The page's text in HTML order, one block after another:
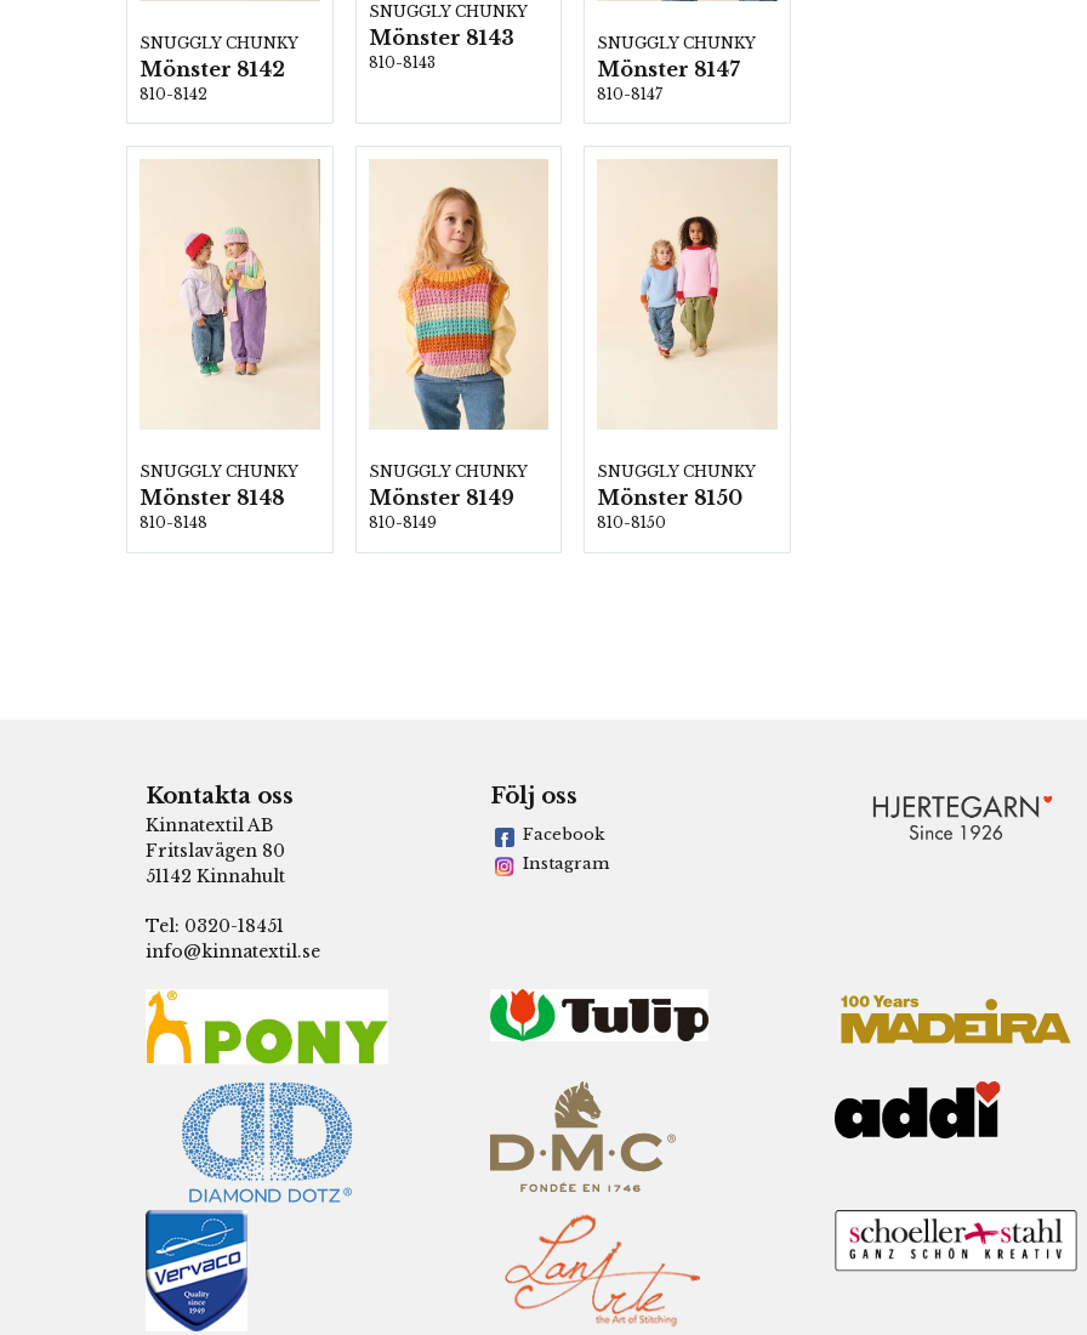
SNUGGLY CHUNKY
Mönster 8142
810-8142
SNUGGLY CHUNKY
Mönster 8143
810-8143
SNUGGLY CHUNKY
Mönster 8147
810-8147
SNUGGLY CHUNKY
Mönster 8148
810-8148
SNUGGLY CHUNKY
Mönster 8149
810-8149
SNUGGLY CHUNKY
Mönster 8150
810-8150
Kontakta oss
Kinnatextil AB
Fritslavägen 80
51142 Kinnahult
Tel: 0320-18451
info@kinnatextil.se
Följ oss
Facebook
Instagram